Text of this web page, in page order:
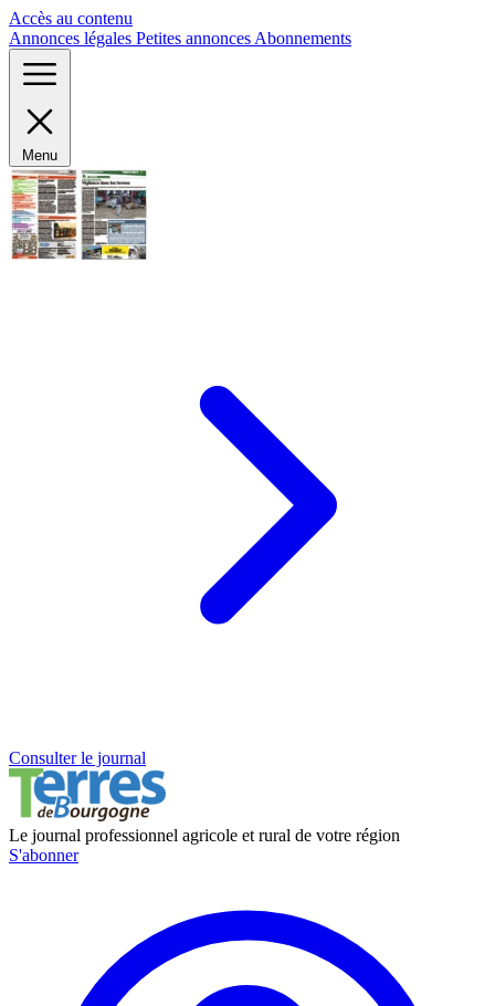
Accès au contenu
Annonces légales Petites annonces Abonnements
Menu
Consulter le journal
Le journal professionnel agricole et rural de votre région
S'abonner
Panneau de gestion des cookies